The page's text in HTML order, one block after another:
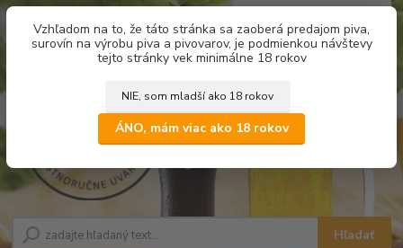
Vzhľadom na to, že táto stránka sa zaoberá predajom piva,
surovín na výrobu piva a pivovarov, je podmienkou návštevy
tejto stránky vek minimálne 18 rokov
NIE, som mladší ako 18 rokov
ÁNO, mám viac ako 18 rokov
Hľadať
za0,00 €